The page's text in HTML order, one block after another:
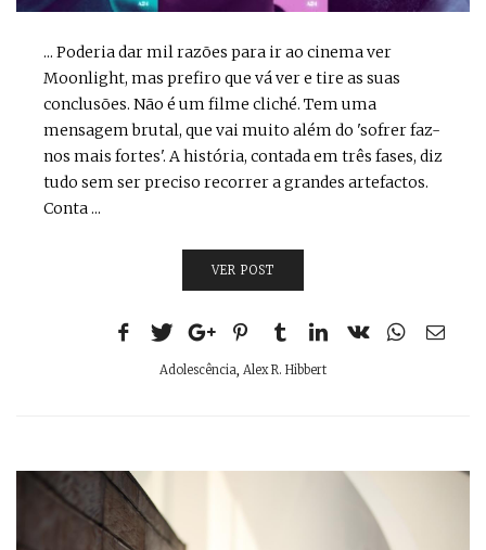
... Poderia dar mil razões para ir ao cinema ver
Moonlight, mas prefiro que vá ver e tire as suas
conclusões. Não é um filme cliché. Tem uma
mensagem brutal, que vai muito além do 'sofrer faz-
nos mais fortes'. A história, contada em três fases, diz
tudo sem ser preciso recorrer a grandes artefactos.
Conta ...
VER POST
Adolescência Alex R. Hibbert